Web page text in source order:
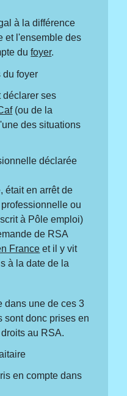
à la différence
et l'ensemble des
dufoyer.
du foyer
déclarer ses
(ou de la
des situations
déclarée
était en arrêt de
ou
à Pôle emploi)
de RSA
France et il y vit
à la date de la
dans une de ces 3
sont donc prises en
au RSA.
en compte dans